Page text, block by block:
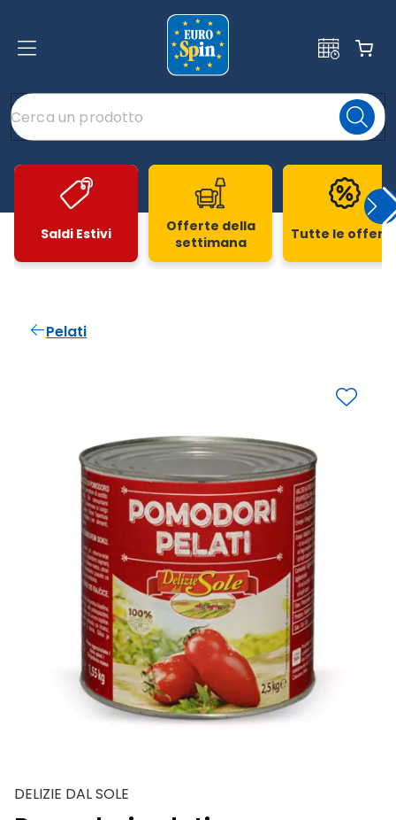
Saldi Estivi
Offerte della
settimana
Tutte le
Pelati
DELIZIE DAL SOLE